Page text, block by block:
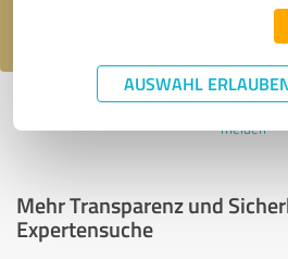
AUSWAHL
Profil aktiv seit 08.03.2025 |Letzte
melden
Mehr Transparenz und
Expertensuche